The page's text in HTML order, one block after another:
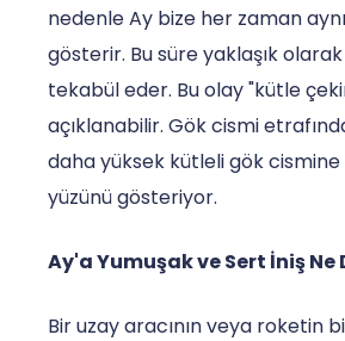
nedenle Ay bize her zaman
gösterir. Bu süre yaklaşık
tekabül eder. Bu olay "kütle
açıklanabilir. Gök cismi
daha yüksek kütleli gök cismine
yüzünü gösteriyor.
Ay'a Yumuşak ve Sert İniş Ne
Bir uzay aracının veya roketin